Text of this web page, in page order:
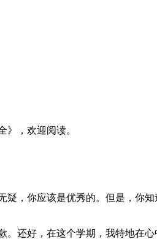
》，欢迎阅读。
你应该是优秀的。但是，你知
好，在这个学期，我特地在心